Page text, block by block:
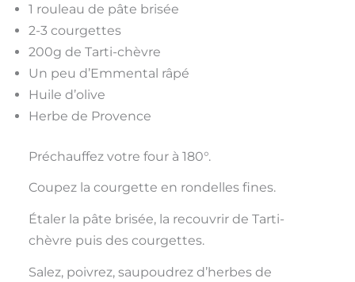
1 rouleau de pâte brisée
2-3 courgettes
200g de Tarti-chèvre
Un peu d’Emmental râpé
Huile d’olive
Herbe de Provence
Préchauffez votre four à 180°.
Coupez la courgette en rondelles fines.
Étaler la pâte brisée, la recouvrir de Tarti-
chèvre puis des courgettes.
Salez, poivrez, saupoudrez d’herbes de